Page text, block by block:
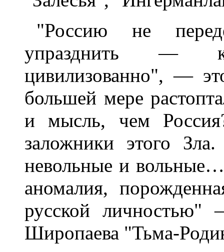
"Россию не
упразднить —
цивилизованно", —
большей мере
и мысль, чем
заложники этого
невольные и
аномалия,
русской личностью"
Широпаева "Тьма-